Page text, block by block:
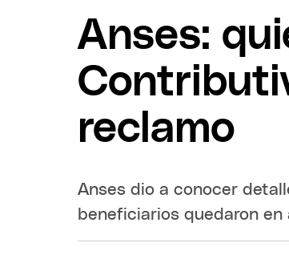
Anses:
reclamo
Anses dio a conocer
beneficiarios quedaron